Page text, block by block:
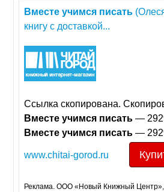
Вместе учимся писать
книгу с доставкой...
Ссылка скопирована.
Вместе учимся писать —
Вместе учимся писать —
www.chitai-gorod.ru
Реклама. ООО «Новый Книжный